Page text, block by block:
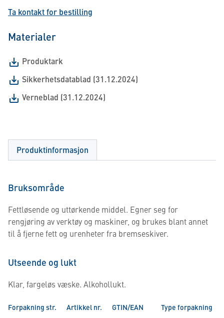
Ta kontakt for bestilling
Materialer
Produktark
Sikkerhetsdatablad (31.12.2024)
Verneblad (31.12.2024)
Produktinformasjon
Bruksområde
Fettløsende og uttørkende middel. Egner seg for
rengjøring av verktøy og maskiner, og brukes blant annet
til å fjerne fett og urenheter fra bremseskiver.
Utseende og lukt
Klar, fargeløs væske. Alkohollukt.
Forpakning str. Artikkel nr. GTIN/EAN Type forpakning